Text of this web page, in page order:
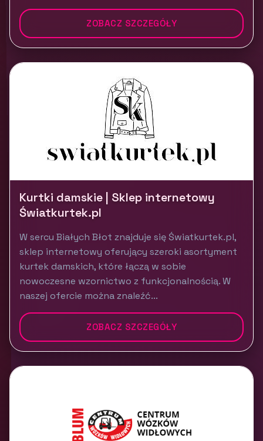
ZOBACZ SZCZEGÓŁY
Kurtki damskie | Sklep internetowy
Światkurtek.pl
W sercu Białych Błot znajduje się Światkurtek.pl,
sklep internetowy oferujący szeroki asortyment
kurtek damskich, które łączą w sobie
nowoczesne wzornictwo z funkcjonalnością. W
naszej ofercie można znaleźć...
ZOBACZ SZCZEGÓŁY